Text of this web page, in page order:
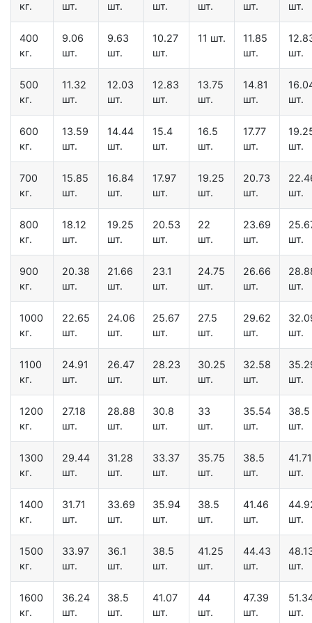
кг. шт. шт. шт. шт. шт. шт.
400
кг.
9.06
шт.
9.63
шт.
10.27
шт.
11 шт.
11.85
шт.
шт.
500
кг.
11.32
шт.
12.03
шт.
12.83
шт.
13.75
шт.
14.81
шт.
шт.
600
кг.
13.59
шт.
14.44
шт.
15.4
шт.
16.5
шт.
17.77
шт.
шт.
700
кг.
15.85
шт.
16.84
шт.
17.97
шт.
19.25
шт.
20.73
шт.
шт.
800
кг.
18.12
шт.
19.25
шт.
20.53
шт.
22
шт.
23.69
шт.
шт.
900
кг.
20.38
шт.
21.66
шт.
23.1
шт.
24.75
шт.
26.66
шт.
шт.
1000
кг.
22.65
шт.
24.06
шт.
25.67
шт.
27.5
шт.
29.62
шт.
шт.
1100
кг.
24.91
шт.
26.47
шт.
28.23
шт.
30.25
шт.
32.58
шт.
шт.
1200
кг.
27.18
шт.
28.88
шт.
30.8
шт.
33
шт.
35.54
шт.
38.5
шт.
1300
кг.
29.44
шт.
31.28
шт.
33.37
шт.
35.75
шт.
38.5
шт.
41.71
шт.
1400
кг.
31.71
шт.
33.69
шт.
35.94
шт.
38.5
шт.
41.46
шт.
шт.
1500
кг.
33.97
шт.
36.1
шт.
38.5
шт.
41.25
шт.
44.43
шт.
шт.
1600
кг.
36.24
шт.
38.5
шт.
41.07
шт.
44
шт.
47.39
шт.
шт.